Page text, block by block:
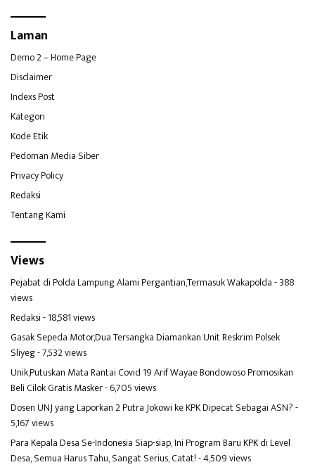
Laman
Demo 2 – Home Page
Disclaimer
Indexs Post
Kategori
Kode Etik
Pedoman Media Siber
Privacy Policy
Redaksi
Tentang Kami
Views
Pejabat di Polda Lampung Alami Pergantian,Termasuk Wakapolda- 388
views
Redaksi- 18,581 views
Gasak Sepeda Motor,Dua Tersangka Diamankan Unit Reskrim Polsek
Sliyeg- 7,532 views
Unik,Putuskan Mata Rantai Covid 19 Arif Wayae Bondowoso Promosikan
Beli Cilok Gratis Masker- 6,705 views
Dosen UNJ yang Laporkan 2 Putra Jokowi ke KPK Dipecat Sebagai ASN?-
5,167 views
Para Kepala Desa Se-Indonesia Siap-siap, Ini Program Baru KPK di Level
Desa, Semua Harus Tahu, Sangat Serius, Catat!- 4,509 views